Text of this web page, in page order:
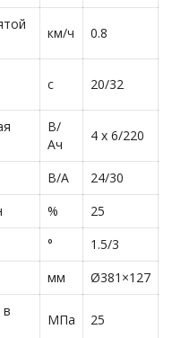
км/ч 0.8
с 20/32
В/
Ач
4 x 6/220
В/А
24/30
%
25
°
1.5/3
мм
Ø381×127
МПа 25